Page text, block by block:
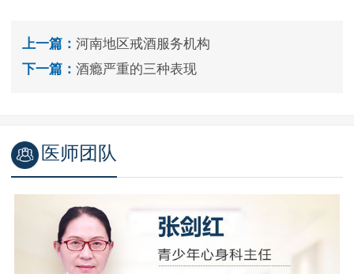
上一篇： 河南地区戒酒服务机构
下一篇： 酒瘾严重的三种表现
医师团队